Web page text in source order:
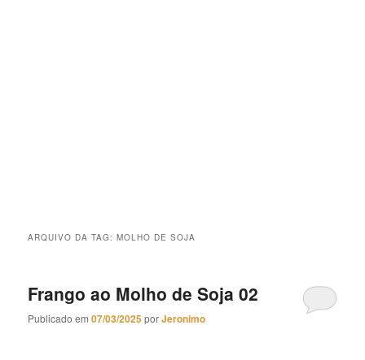
ARQUIVO DA TAG:MOLHO DE SOJA
Frango ao Molho de Soja 02
Publicado em07/03/2025porJeronimo